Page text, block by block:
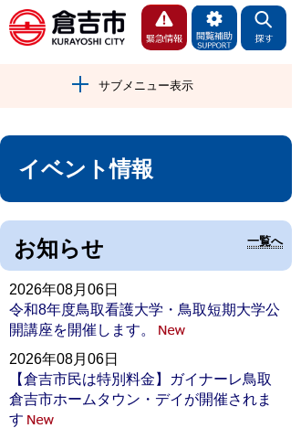
サブメニュー表示
イベント情報
お知らせ 一覧へ
2026年08月06日
令和8年度鳥取看護大学・鳥取短期大学公
開講座を開催します。
2026年08月06日
【倉吉市民は特別料金】ガイナーレ鳥取
倉吉市ホームタウン・デイが開催されま
す